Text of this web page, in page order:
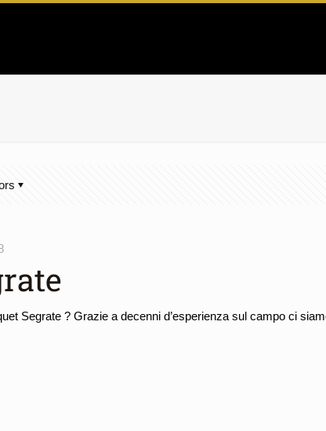
Segrate ? Grazie a decenni d’esperienza sul campo ci